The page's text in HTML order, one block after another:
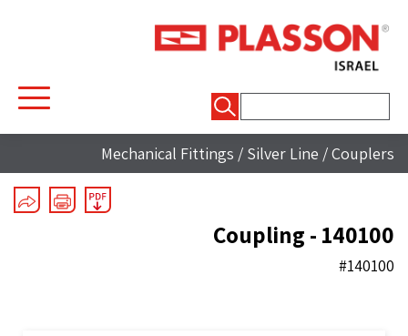
Mechanical Fittings / Silver Line /Couplers
Coupling - 140100
#140100